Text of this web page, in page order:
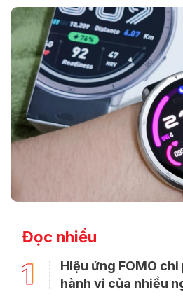
Đọc nhiều
1
Hiệu ứng FOMO
hành vi của nhiều